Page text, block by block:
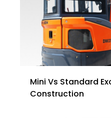
Mini Vs Standard
Construction